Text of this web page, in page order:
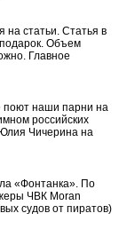
на статьи. Статья в
Объем
Главное
поют наши парни на
российских
Чичерина на
«Фонтанка». По
ЧВК Moran
судов от пиратов)